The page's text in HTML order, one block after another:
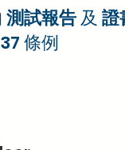
測試報告及證
條例